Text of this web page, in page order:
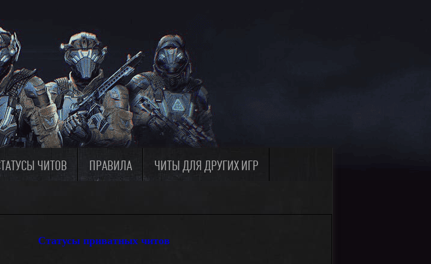
ЧИТОВ ПРАВИЛА ЧИТЫ ДЛЯ ДРУГИХ ИГР
Статусы приватных читов